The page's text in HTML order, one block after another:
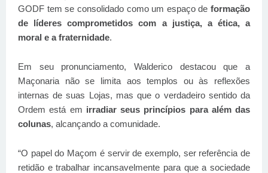
GODF tem se consolidado como um espaço de formação
de líderes comprometidos com a justiça, a ética, a
moral e a fraternidade.
Em seu pronunciamento, Walderico destacou que a
Maçonaria não se limita aos templos ou às reflexões
internas de suas Lojas, mas que o verdadeiro sentido da
Ordem está em irradiar seus princípios para além das
colunas, alcançando a comunidade.
“O papel do Maçom é servir de exemplo, ser referência de
retidão e trabalhar incansavelmente para que a sociedade